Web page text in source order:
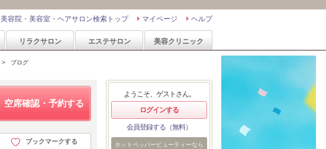
ヘルプ
マイページ
美容院・美容室・ヘアサロン検索トップ
リラクサロン エステサロン 美容クリニック
> ブログ
空席確認・予約する
ブックマークする
ようこそ、ゲストさん。
ログインする
会員登録する（無料）
ホットペッパービューティーなら